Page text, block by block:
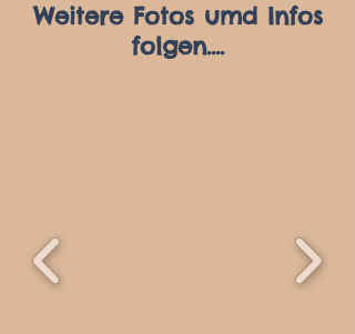
Weitere Fotos umd Infos
folgen....